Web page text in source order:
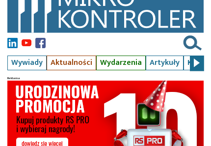
Wywiady Aktualności Wydarzenia Artykuły Kursy